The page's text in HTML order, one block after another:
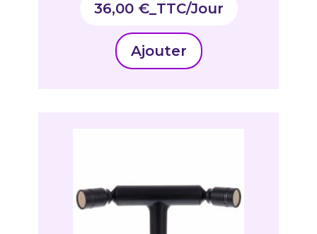
36,00 €_TTC
Ajouter